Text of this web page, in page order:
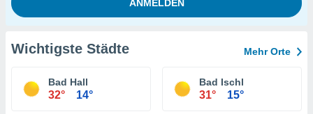
Wichtigste Städte Mehr Orte
Bad Hall
32° 14°
Bad Ischl
31° 15°